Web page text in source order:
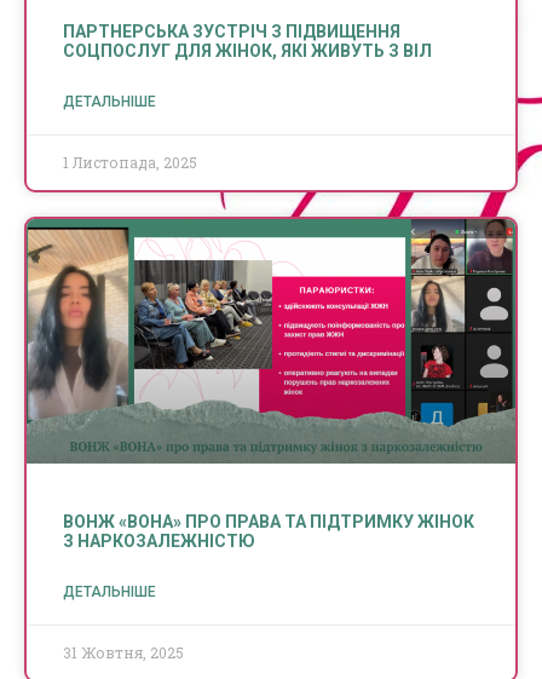
ПАРТНЕРСЬКА ЗУСТРІЧ З ПІДВИЩЕННЯ
СОЦПОСЛУГ ДЛЯ ЖІНОК, ЯКІ ЖИВУТЬ З ВІЛ
ДЕТАЛЬНІШЕ
1 Листопада, 2025
ВОНЖ «ВОНА» ПРО ПРАВА ТА ПІДТРИМКУ ЖІНОК
З НАРКОЗАЛЕЖНІСТЮ
ДЕТАЛЬНІШЕ
31 Жовтня, 2025